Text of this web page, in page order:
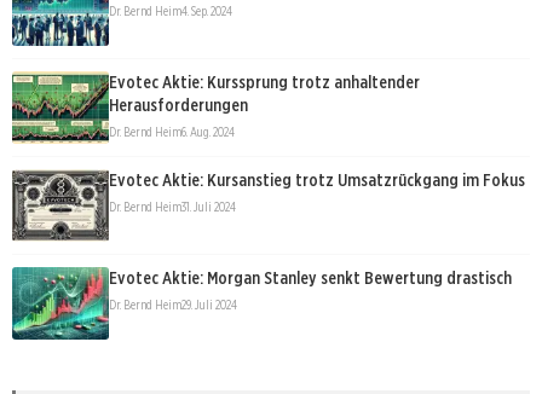
Dr. Bernd Heim4. Sep. 2024
Evotec Aktie: Kurssprung trotz anhaltender
Herausforderungen
Dr. Bernd Heim6. Aug. 2024
Evotec Aktie: Kursanstieg trotz Umsatzrückgang im Fokus
Dr. Bernd Heim31. Juli 2024
Evotec Aktie: Morgan Stanley senkt Bewertung drastisch
Dr. Bernd Heim29. Juli 2024